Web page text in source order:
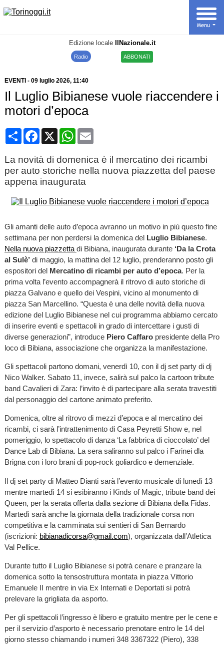
Edizione locale IlNazionale.it
Radio ABBONATI
EVENTI - 09 luglio 2026, 11:40
Il Luglio Bibianese vuole riaccendere i
motori d’epoca
CondividiFacebook
X WhatsApp
Email
La novità di domenica è il mercatino dei ricambi
per auto storiche nella nuova piazzetta del paese
appena inaugurata
Gli amanti delle auto d’epoca avranno un motivo in più questo fine
settimana per non perdersi la domenica del Luglio Bibianese.
Nella nuova piazzetta di Bibiana, inaugurata durante ‘Da la Crota
al Sulè’di maggio, la mattina del 12 luglio, prenderanno posto gli
espositori del Mercatino di ricambi per auto d’epoca. Per la
prima volta l’evento accompagnerà il ritrovo di auto storiche di
piazza Galvano e quello dei Vespini, vicino al monumento di
piazza San Marcellino. “Questa è una delle novità della nuova
edizione del Luglio Bibianese nel cui programma abbiamo cercato
di inserire eventi e spettacoli in grado di intercettare i gusti di
diverse generazioni”, introduce Piero Caffaropresidente della Pro
loco di Bibiana, associazione che organizza la manifestazione.
Gli spettacoli partono domani, venerdì 10, con il dj set party di dj
Nico Walker. Sabato 11, invece, salirà sul palco la cartoon tribute
band Cavalieri di Zara: l’invito è di partecipare alla serata travestiti
dal personaggio del cartone animato preferito.
Domenica, oltre al ritrovo di mezzi d’epoca e al mercatino dei
ricambi, ci sarà l’intrattenimento di Casa Peyretti Show e, nel
pomeriggio, lo spettacolo di danza ‘La fabbrica di cioccolato’ del
Dance Lab di Bibiana. La sera saliranno sul palco i Farinei dla
Brigna con i loro brani di pop-rock goliardico e demenziale.
Il dj set party di Matteo Dianti sarà l’evento musicale di lunedì 13
mentre martedì 14 si esibiranno i Kinds of Magic, tribute band dei
Queen, per la serata offerta dalla sezione di Bibiana della Fidas.
Martedì sarà anche la giornata della tradizionale corsa non
competitiva e la camminata sui sentieri di San Bernardo
(iscrizioni: bibianadicorsa@gmail.com), organizzata dall’Atletica
Val Pellice.
Durante tutto il Luglio Bibianese si potrà cenare e pranzare la
domenica sotto la tensostruttura montata in piazza Vittorio
Emanuele II mentre in via Ex Internati e Deportati si potrà
prelevare la grigliata da asporto.
Per gli spettacoli l’ingresso è libero e gratuito mentre per le cene e
per il servizio d’asporto è necessario prenotare entro le 14 del
giorno stesso chiamando i numeri 348 3367322 (Piero), 338